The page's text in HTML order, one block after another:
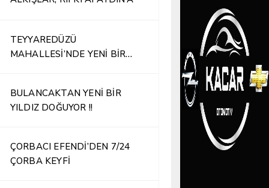
TEYYAREDÜZÜ
MAHALLESİ’NDE YENİ BİR
BULANCAKTAN YENİ BİR
YILDIZ DOĞUYOR !!
ÇORBACI EFENDİ’DEN 7/24
ÇORBA KEYFİ